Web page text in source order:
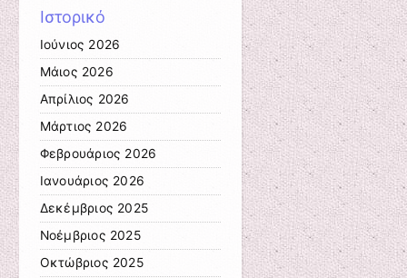
Ιστορικό
Ιούνιος 2026
Μάιος 2026
Απρίλιος 2026
Μάρτιος 2026
Φεβρουάριος 2026
Ιανουάριος 2026
Δεκέμβριος 2025
Νοέμβριος 2025
Οκτώβριος 2025